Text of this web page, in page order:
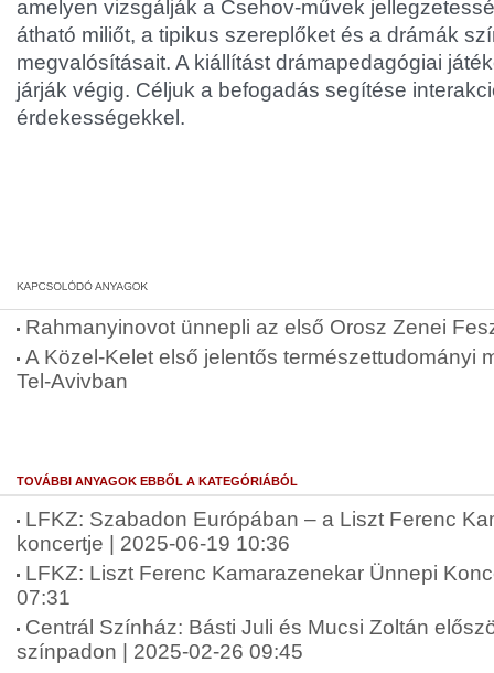
amelyen vizsgálják a Csehov-művek
átható miliőt, a tipikus szereplőket és a drámák
megvalósításait. A kiállítást drámapedagógiai
járják végig. Céljuk a befogadás segítése
érdekességekkel.
Rahmanyinovot ünnepli az első Orosz Zenei
A Közel-Kelet első jelentős természettudományi
Tel-Avivban
TOVÁBBI ANYAGOK EBBŐL A KATEGÓRIÁBÓL
LFKZ: Szabadon Európában – a Liszt Ferenc
koncertje | 2025-06-19 10:36
LFKZ: Liszt Ferenc Kamarazenekar Ünnepi
07:31
Centrál Színház: Básti Juli és Mucsi Zoltán
színpadon | 2025-02-26 09:45